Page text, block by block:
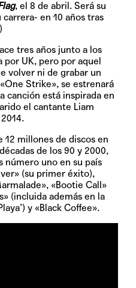
, el8 de abril. Será su
en 10 años tras
tres años junto a los
por UK, pero por aquel
volver ni de grabar un
«One Strike», se estrenará
canción está inspirada en
el cantante Liam
millones de discos en
de los 90 y 2000,
número uno en su país
(su primer éxito),
«Bootie Call»
(incluida además en la
y «Black Coffee».